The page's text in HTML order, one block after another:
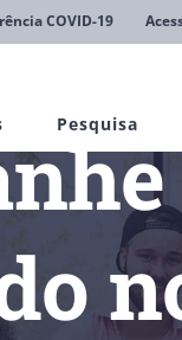
COVID-19
Pesquisa